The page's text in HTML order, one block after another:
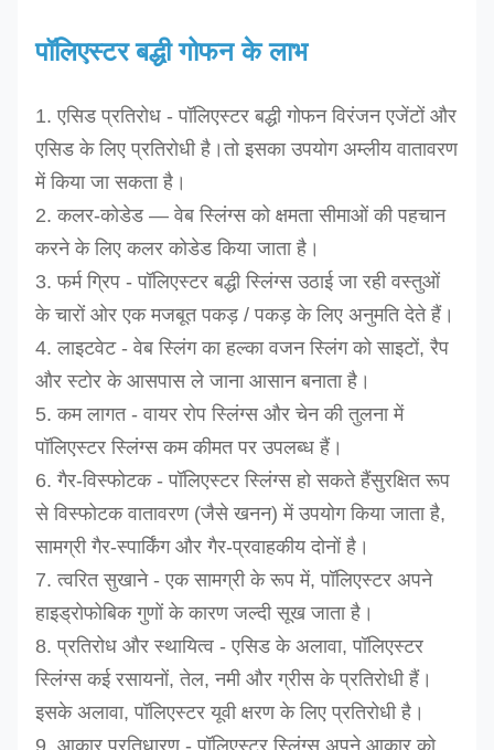
पॉलिएस्टर बद्धी गोफन के लाभ
1. एसिड प्रतिरोध - पॉलिएस्टर बद्धी गोफन विरंजन एजेंटों और
एसिड के लिए प्रतिरोधी है।तो इसका उपयोग अम्लीय वातावरण
में किया जा सकता है।
2. कलर-कोडेड — वेब स्लिंग्स को क्षमता सीमाओं की पहचान
करने के लिए कलर कोडेड किया जाता है।
3. फर्म ग्रिप - पॉलिएस्टर बद्धी स्लिंग्स उठाई जा रही वस्तुओं
के चारों ओर एक मजबूत पकड़ / पकड़ के लिए अनुमति देते हैं।
4. लाइटवेट - वेब स्लिंग का हल्का वजन स्लिंग को साइटों, रैप
और स्टोर के आसपास ले जाना आसान बनाता है।
5. कम लागत - वायर रोप स्लिंग्स और चेन की तुलना में
पॉलिएस्टर स्लिंग्स कम कीमत पर उपलब्ध हैं।
6. गैर-विस्फोटक - पॉलिएस्टर स्लिंग्स हो सकते हैंसुरक्षित रूप
से विस्फोटक वातावरण (जैसे खनन) में उपयोग किया जाता है,
सामग्री गैर-स्पार्किंग और गैर-प्रवाहकीय दोनों है।
7. त्वरित सुखाने - एक सामग्री के रूप में, पॉलिएस्टर अपने
हाइड्रोफोबिक गुणों के कारण जल्दी सूख जाता है।
8. प्रतिरोध और स्थायित्व - एसिड के अलावा, पॉलिएस्टर
स्लिंग्स कई रसायनों, तेल, नमी और ग्रीस के प्रतिरोधी हैं।
इसके अलावा, पॉलिएस्टर यूवी क्षरण के लिए प्रतिरोधी है।
9. आकार प्रतिधारण - पॉलिएस्टर स्लिंग्स अपने आकार को